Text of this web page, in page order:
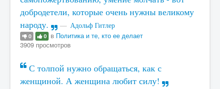
добродетели, которые очень нужны великому
народу.
Адольф Гитлер
0 0 в Политика и те, кто ее делает
3909 просмотров
С толпой нужно обращаться, как с
женщиной. А женщина любит силу!